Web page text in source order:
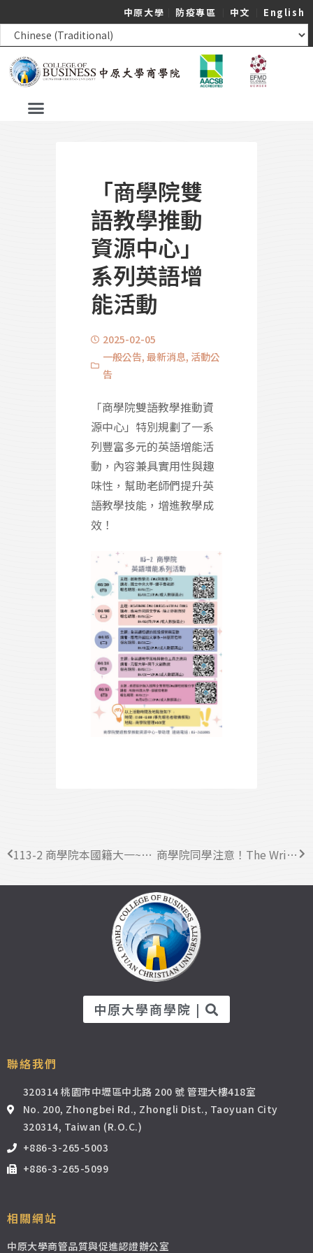
中原大學 防疫專區 中文 English
「商學院雙
語教學推動
資源中心」
系列英語增
能活動
2025-02-05
一般公告, 最新消息, 活動公
告
「商學院雙語教學推動資
源中心」特別規劃了一系
列豐富多元的英語增能活
動，內容兼具實用性與趣
味性，幫助老師們提升英
語教學技能，增進教學成
效！
113-2 商學院本國籍大一~大四生日間學制學生超棒培力英檢考試來啦！一起提升英文、拿獎金！ 商學院同學注意！The Writing Center 正式開張
中原大學商學院 |
聯絡我們
320314 桃園市中壢區中北路 200 號 管理大樓418室
No. 200, Zhongbei Rd., Zhongli Dist., Taoyuan City
320314, Taiwan (R.O.C.)
+886-3-265-5003
+886-3-265-5099
相關網站
中原大學商管品質與促進認證辦公室